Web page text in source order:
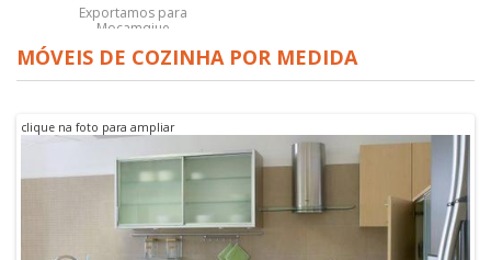
Exportamos para
Moçamqiue
correr faia
MÓVEIS DE COZINHA POR MEDIDA
clique na foto para ampliar